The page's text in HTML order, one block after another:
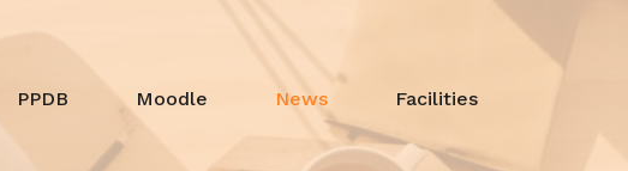
PPDB Moodle News Facilities